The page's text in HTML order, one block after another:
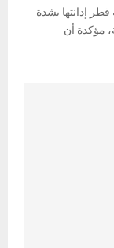
دولة قطر إدانتها بشدة
مؤكدة أن